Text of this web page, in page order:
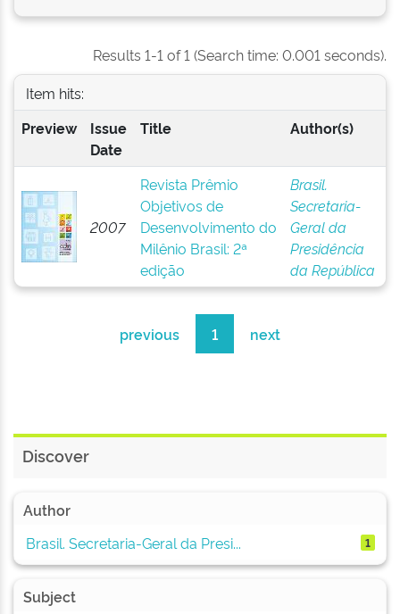
Results 1-1 of 1 (Search time: 0.001 seconds).
Item hits:
Preview
Issue
Date
Title Author(s)
2007
Revista Prêmio
Objetivos de
Desenvolvimento do
Milênio Brasil: 2ª
edição
Brasil.
Secretaria-
Geral da
Presidência
da República
previous 1 next
Discover
Author
Brasil. Secretaria-Geral da Presi...
1
Subject